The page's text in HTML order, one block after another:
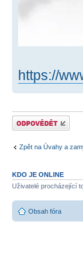
https://
Odeslat odpověď
Zpět na Úvahy a
KDO JE ONLINE
Uživatelé procházející
Obsah fóra